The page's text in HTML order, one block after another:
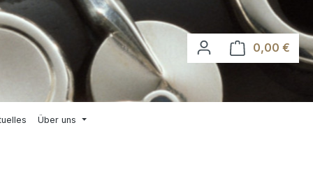
0,00 €
Über uns